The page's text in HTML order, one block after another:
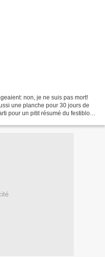
non, je ne suis pas mort!
une planche pour 30 jours de
pour un pitit résumé du festiblog: